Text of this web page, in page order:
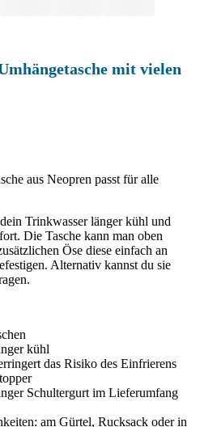
mit vielen
aus Neopren passt für alle
Trinkwasser länger kühl und
Die Tasche kann man oben
Öse diese einfach an
Alternativ kannst du sie
kühl
das Risiko des Einfrierens
Schultergurt im Lieferumfang
am Gürtel, Rucksack oder in